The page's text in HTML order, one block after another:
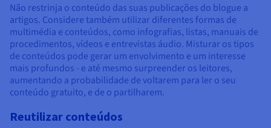
Não restrinja o conteúdo das suas publicações do blogue a
artigos. Considere também utilizar diferentes formas de
multimédia e conteúdos, como infografias, listas, manuais de
procedimentos, vídeos e entrevistas áudio. Misturar os tipos
de conteúdos pode gerar um envolvimento e um interesse
mais profundos - e até mesmo surpreender os leitores,
aumentando a probabilidade de voltarem para ler o seu
conteúdo gratuito, e de o partilharem.
Reutilizar conteúdos